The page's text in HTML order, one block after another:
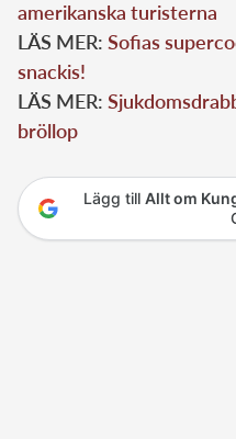
amerikanska turisterna
LÄS MER: Sofias
snackis!
LÄS MER:
bröllop
Lägg till Allt om